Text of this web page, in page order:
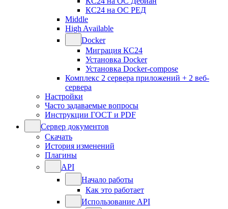
КС24 на ОС РЕД
Middle
High Available
Docker
Миграция КС24
Установка Docker
Установка Docker-compose
Комплекс 2 сервера приложений + 2 веб-
сервера
Настройки
Часто задаваемые вопросы
Инструкции ГОСТ и PDF
Сервер документов
Скачать
История изменений
Плагины
API
Начало работы
Как это работает
Использование API